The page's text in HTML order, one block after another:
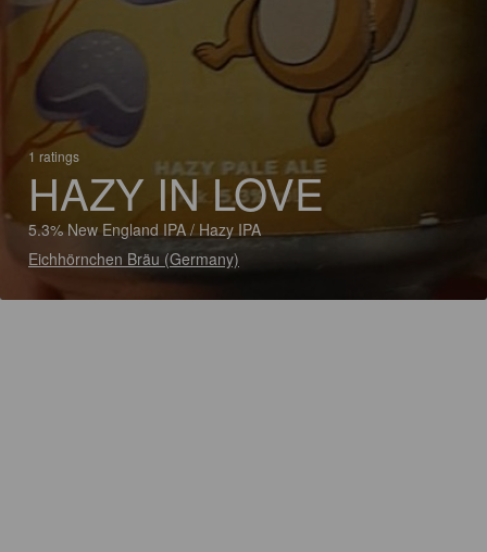
1 ratings
HAZY IN LOVE
5.3% New England IPA / Hazy IPA
Eichhörnchen Bräu (Germany)